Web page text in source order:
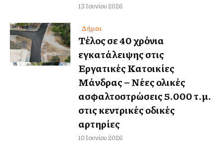
13 Ιουνίου 2026
Δήμοι
Τέλος σε 40 χρόνια
εγκατάλειψης στις
Εργατικές Κατοικίες
Μάνδρας – Νέες ολικές
ασφαλτοστρώσεις 5.000 τ.μ.
στις κεντρικές οδικές
αρτηρίες
10 Ιουνίου 2026